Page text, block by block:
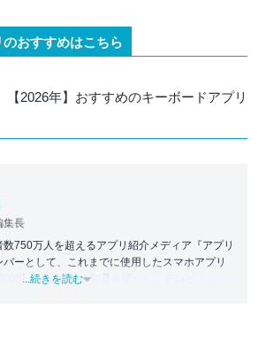
おすすめはこちら
【2026年】おすすめのキーボードアプリ
集長
数750万人を超えるアプリ紹介メディア『アプリ
バーとして、これまでに使用したスマホアプリ
以上。アプリの知見を活かし、テレビ・
紹介）、TBS『サタプラ』（スマホライフが変
...続きを読む